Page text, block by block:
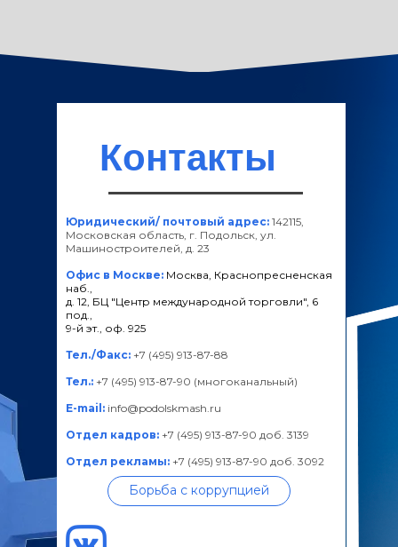
Контакты
Юридический/ почтовый адрес: 142115,
Московская область, г. Подольск, ул.
Машиностроителей, д. 23
Офис в Москве: Москва, Краснопресненская
наб.,
д. 12, БЦ "Центр международной торговли", 6
под.,
9-й эт., оф. 925
Тел./Факс: +7 (495) 913-87-88
Тел.: +7 (495) 913-87-90 (многоканальный)
E-mail: info@podolskmash.ru
Отдел кадров: +7 (495) 913-87-90 доб. 3139
Отдел рекламы: +7 (495) 913-87-90 доб. 3092
Борьба с коррупцией